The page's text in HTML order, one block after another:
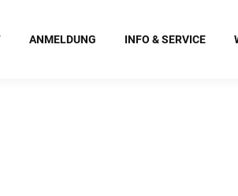
ANMELDUNG INFO & SERVICE